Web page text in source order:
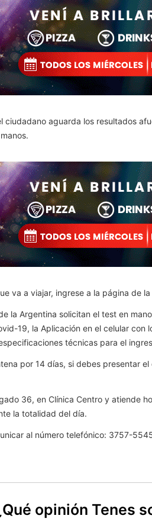
ciudadano aguarda los resultados
va a viajar, ingrese a la página de
la Argentina solicitan el test en
19, la Aplicación en el celular
técnicas para el
por 14 días, si debes
36, en Clínica Centro y atiende
la totalidad del día.
al número telefónico: 3757-
opinión Tenes